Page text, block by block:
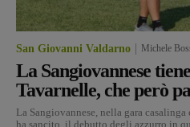
San Giovanni Valdarno Michele
La Sangiovannese
Tavarnelle, che però
La Sangiovannese, nella gara
ha sancito il debutto degli azzurro in